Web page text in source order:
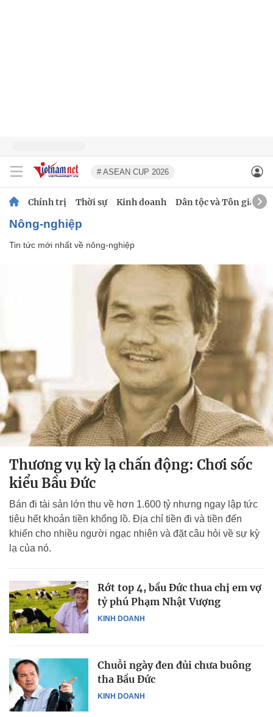
# ASEAN CUP 2026
Chính trị Thời sự Kinh doanh Dân tộc và Tôn giáo
nông-nghiệp
Tin tức mới nhất về nông-nghiệp
Thương vụ kỳ lạ chấn động: Chơi sốc
kiểu Bầu Đức
Bán đi tài sản lớn thu về hơn 1.600 tỷ nhưng ngay lập tức
tiêu hết khoản tiền khổng lồ. Địa chỉ tiền đi và tiền đến
khiến cho nhiều người ngạc nhiên và đặt câu hỏi về sự kỳ
lạ của nó.
KINH DOANH
Rớt top 4, bầu Đức thua chị em vợ
tỷ phú Phạm Nhật Vượng
KINH DOANH
Chuỗi ngày đen đủi chưa buông
tha Bầu Đức